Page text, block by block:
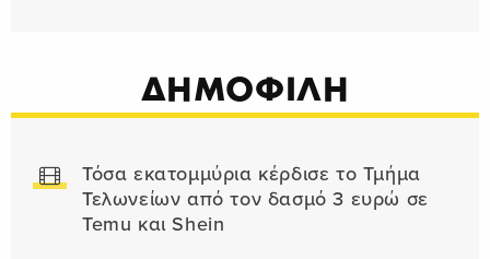
ΔΗΜΟΦΙΛΗ
Τόσα εκατομμύρια κέρδισε το Τμήμα
Τελωνείων από τον δασμό 3 ευρώ σε
Temu και Shein